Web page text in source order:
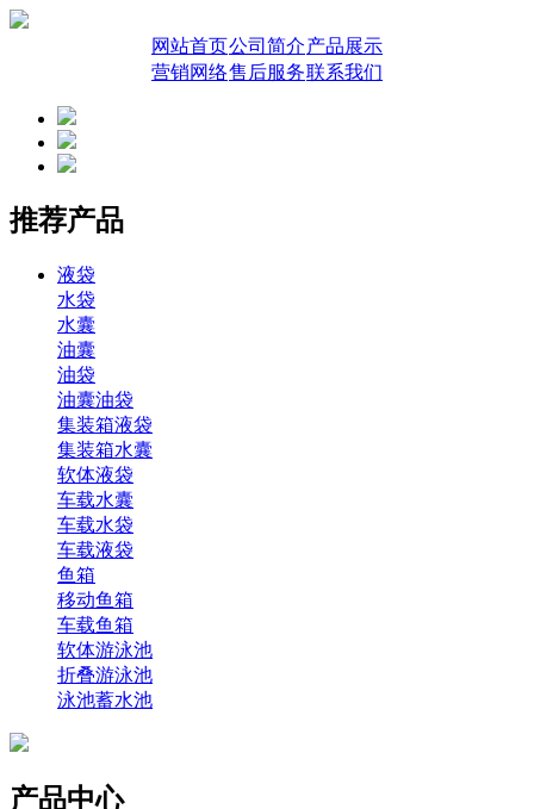
网站首页公司简介产品展示
营销网络售后服务联系我们
推荐产品
液袋
水袋
水囊
油囊
油袋
油囊油袋
集装箱液袋
集装箱水囊
软体液袋
车载水囊
车载水袋
车载液袋
鱼箱
移动鱼箱
车载鱼箱
软体游泳池
折叠游泳池
泳池蓄水池
产品中心